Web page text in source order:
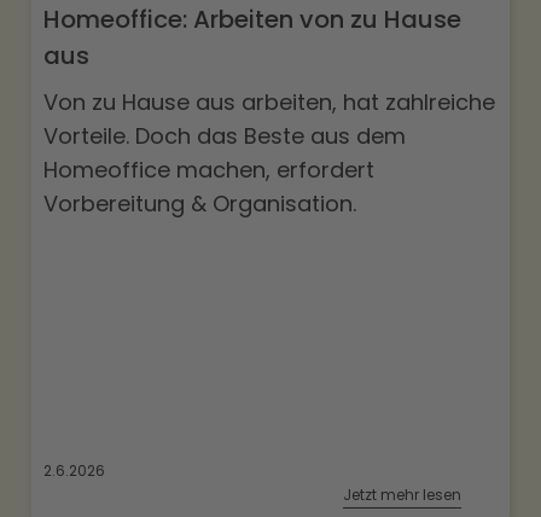
Homeoffice: Arbeiten von zu Hause
aus
Von zu Hause aus arbeiten, hat zahlreiche
Vorteile. Doch das Beste aus dem
Homeoffice machen, erfordert
Vorbereitung & Organisation.
2.6.2026
Jetzt mehr lesen